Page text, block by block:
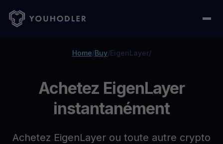
Home/Buy/EigenLayer/
Achetez EigenLayer
instantanément
Achetez EigenLayer ou toute autre crypto